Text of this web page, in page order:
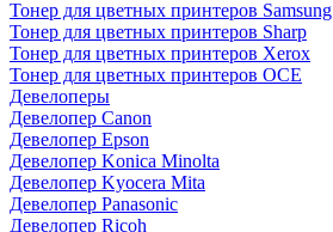
Тонер для цветных принтеров Samsung
Тонер для цветных принтеров Sharp
Тонер для цветных принтеров Xerox
Тонер для цветных принтеров OCE
Девелоперы
Девелопер Canon
Девелопер Epson
Девелопер Konica Minolta
Девелопер Kyocera Mita
Девелопер Panasonic
Девелопер Ricoh